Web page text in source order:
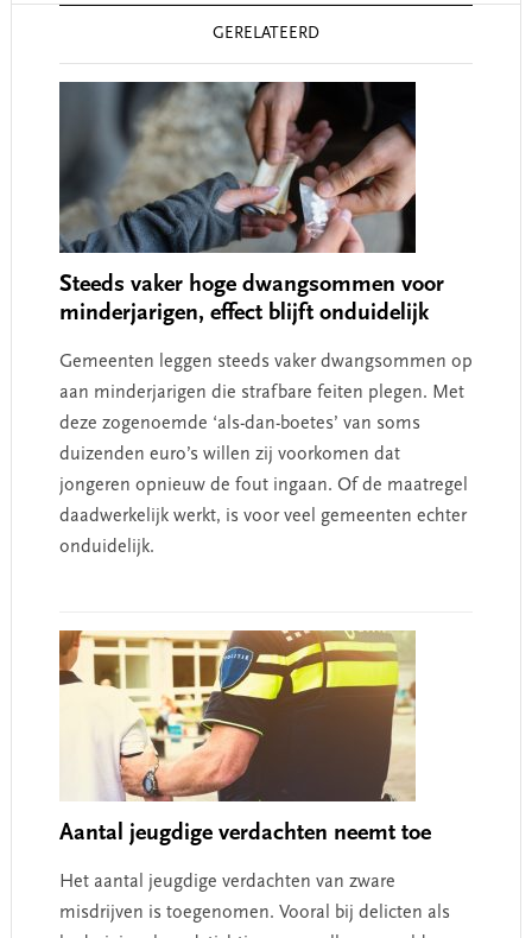
GERELATEERD
Steeds vaker hoge dwangsommen voor
minderjarigen, effect blijft onduidelijk
Gemeenten leggen steeds vaker dwangsommen op
aan minderjarigen die strafbare feiten plegen. Met
deze zogenoemde ‘als-dan-boetes’ van soms
duizenden euro’s willen zij voorkomen dat
jongeren opnieuw de fout ingaan. Of de maatregel
daadwerkelijk werkt, is voor veel gemeenten echter
onduidelijk.
Aantal jeugdige verdachten neemt toe
Het aantal jeugdige verdachten van zware
misdrijven is toegenomen. Vooral bij delicten als